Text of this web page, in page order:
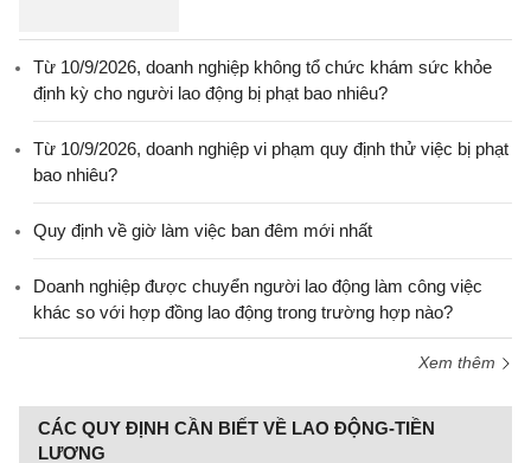
Từ 10/9/2026, doanh nghiệp không tổ chức khám sức khỏe
định kỳ cho người lao động bị phạt bao nhiêu?
Từ 10/9/2026, doanh nghiệp vi phạm quy định thử việc bị phạt
bao nhiêu?
Quy định về giờ làm việc ban đêm mới nhất
Doanh nghiệp được chuyển người lao động làm công việc
khác so với hợp đồng lao động trong trường hợp nào?
Xem thêm
CÁC QUY ĐỊNH CẦN BIẾT VỀ LAO ĐỘNG-TIỀN
LƯƠNG